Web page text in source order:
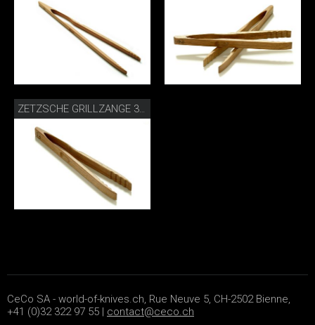
CeCo SA - world-of-knives.ch, Rue Neuve 5, CH-2502 Bienne,
+41 (0)32 322 97 55 | contact@ceco.ch